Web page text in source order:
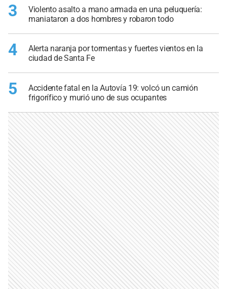
3
Violento asalto a mano armada en una peluquería:
maniataron a dos hombres y robaron todo
4
Alerta naranja por tormentas y fuertes vientos en la
ciudad de Santa Fe
5
Accidente fatal en la Autovía 19: volcó un camión
frigorífico y murió uno de sus ocupantes